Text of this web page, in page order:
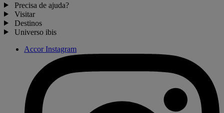
Precisa de ajuda?
Visitar
Destinos
Universo ibis
Accor Instagram